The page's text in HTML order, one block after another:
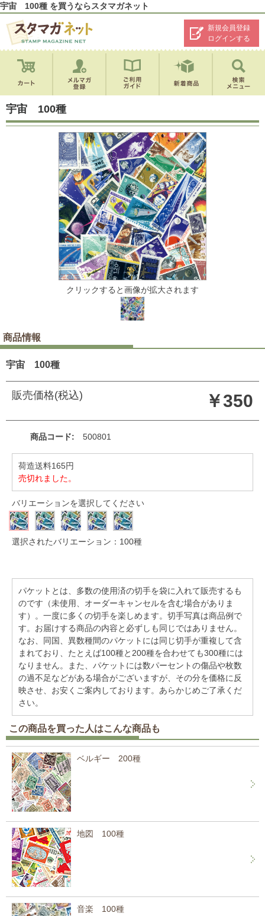
宇宙 100種 を買うならスタマガネット
新規会員登録
ログインする
宇宙 100種
クリックすると画像が拡大されます
商品情報
宇宙 100種
販売価格(税込) ￥350
商品コード 500801
荷造送料165円
売切れました。
バリエーションを選択してください
選択されたバリエーション：100種
パケットとは、多数の使用済の切手を袋に入れて販売するも
のです（未使用、オーダーキャンセルを含む場合がありま
す）。一度に多くの切手を楽しめます。切手写真は商品例で
す。お届けする商品の内容と必ずしも同じではありません。
なお、同国、異数種間のパケットには同じ切手が重複して含
まれており、たとえば100種と200種を合わせても300種には
なりません。また、パケットには数パーセントの傷品や枚数
の過不足などがある場合がございますが、その分を価格に反
映させ、お安くご案内しております。あらかじめご了承くだ
さい。
この商品を買った人はこんな商品も
ベルギー 200種
地図 100種
音楽 100種